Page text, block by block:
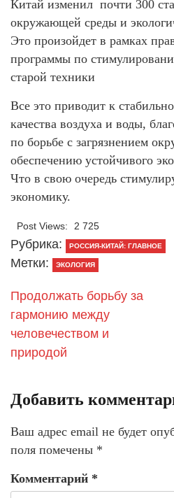
Китай изменил почти 300
окружающей среды и
Это произойдет в рамках
программы по
старой техники
Все это приводит к
качества воздуха и воды,
по борьбе с загрязнением
обеспечению устойчивого
Что в свою очередь
экономику.
Post Views: 2 725
Рубрика: РОССИЯ-КИТАЙ: ГЛАВНОЕ
Метки: ЭКОЛОГИЯ
Продолжать борьбу за
гармонию между
человечеством и
природой
Добавить
Ваш адрес email не будет
поля помечены *
Комментарий *